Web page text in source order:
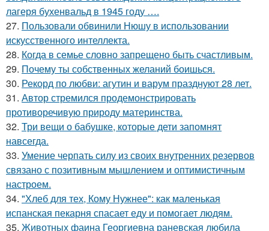
лагеря бухенвальд в 1945 году ….
27. Пользовали обвинили Нюшу в использовании
искусственного интеллекта.
28. Когда в семье словно запрещено быть счастливым.
29. Почему ты собственных желаний боишься.
30. Рекорд по любви: агутин и варум празднуют 28 лет.
31. Автор стремился продемонстрировать
противоречивую природу материнства.
32. Три вещи о бабушке, которые дети запомнят
навсегда.
33. Умение черпать силу из своих внутренних резервов
связано с позитивным мышлением и оптимистичным
настроем.
34. "Хлеб для тех, Кому Нужнее": как маленькая
испанская пекарня спасает еду и помогает людям.
35. Животных фаина Георгиевна раневская любила